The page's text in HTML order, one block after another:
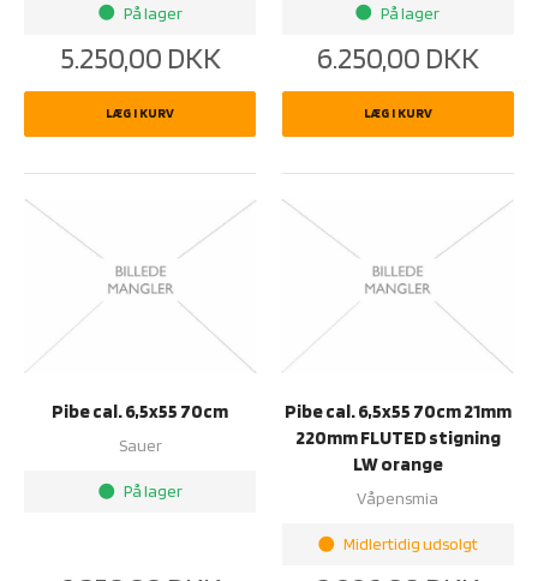
brightness_1 På lager
5.250,00 DKK
LÆG I KURV
brightness_1 På lager
6.250,00 DKK
LÆG I KURV
Pibe cal. 6,5x55 70cm
Sauer
brightness_1 På lager
Pibe cal. 6,5x55 70cm 21mm
220mm FLUTED stigning
LW orange
Våpensmia
brightness_1 Midlertidig udsolgt